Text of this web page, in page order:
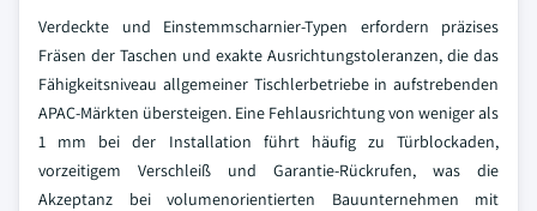
Verdeckte und Einstemmscharnier-Typen erfordern präzises
Fräsen der Taschen und exakte Ausrichtungstoleranzen, die das
Fähigkeitsniveau allgemeiner Tischlerbetriebe in aufstrebenden
APAC-Märkten übersteigen. Eine Fehlausrichtung von weniger als
1 mm bei der Installation führt häufig zu Türblockaden,
vorzeitigem Verschleiß und Garantie-Rückrufen, was die
Akzeptanz bei volumenorientierten Bauunternehmen mit